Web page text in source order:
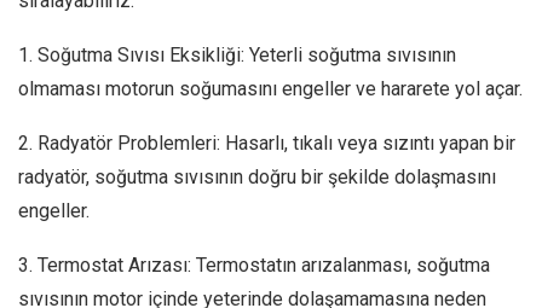
1. Soğutma Sıvısı Eksikliği: Yeterli soğutma sıvısının
olmaması motorun soğumasını engeller ve hararete yol açar.
2. Radyatör Problemleri: Hasarlı, tıkalı veya sızıntı yapan bir
radyatör, soğutma sıvısının doğru bir şekilde dolaşmasını
engeller.
3. Termostat Arızası: Termostatın arızalanması, soğutma
sıvısının motor içinde yeterinde dolaşamamasına neden